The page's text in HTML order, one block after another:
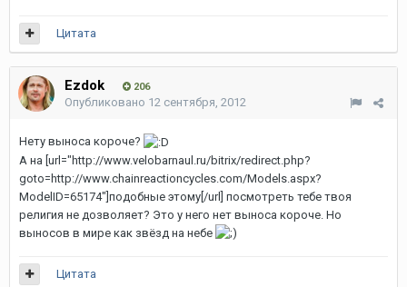
Цитата
Ezdok 206
Опубликовано 12 сентября, 2012
Нету выноса короче?
А на [url="http://www.velobarnaul.ru/bitrix/redirect.php?
goto=http://www.chainreactioncycles.com/Models.aspx?
ModelID=65174"]подобные этому[/url] посмотреть тебе твоя
религия не дозволяет? Это у него нет выноса короче. Но
выносов в мире как звёзд на небе
Цитата